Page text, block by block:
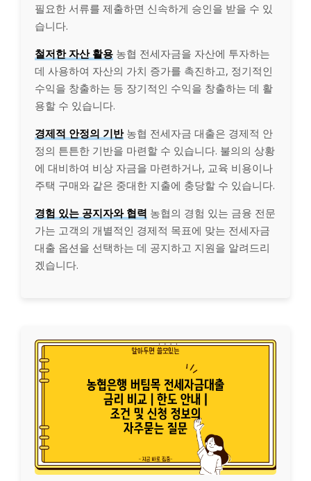
필요한 서류를 제출하면 신속하게 승인을 받을 수 있
습니다.
철저한 자산 활용 농협 전세자금을 자산에 투자하는
데 사용하여 자산의 가치 증가를 촉진하고, 정기적인
수익을 창출하는 등 장기적인 수익을 창출하는 데 활
용할 수 있습니다.
경제적 안정의 기반농협 전세자금 대출은 경제적 안
정의 튼튼한 기반을 마련할 수 있습니다. 불의의 상황
에 대비하여 비상 자금을 마련하거나, 교육 비용이나
주택 구매와 같은 중대한 지출에 충당할 수 있습니다.
경험 있는 공지자와 협력 농협의 경험 있는 금융 전문
가는 고객의 개별적인 경제적 목표에 맞는 전세자금
대출 옵션을 선택하는 데 공지하고 지원을 알려드리
겠습니다.